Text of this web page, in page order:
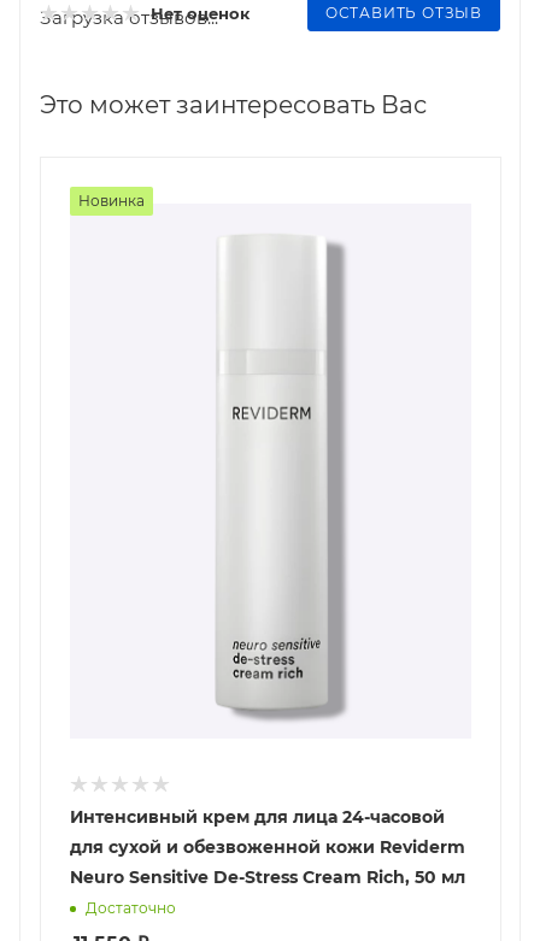
Нет оценок ОСТАВИТЬ ОТЗЫВ
Загрузка отзывов...
Это может заинтересовать Вас
Новинка
Интенсивный крем для лица 24-часовой
для сухой и обезвоженной кожи Reviderm
Neuro Sensitive De-Stress Cream Rich, 50 мл
Достаточно